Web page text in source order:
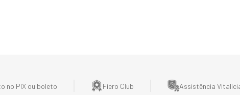
no PIX ou boleto Fiero Club Assistência